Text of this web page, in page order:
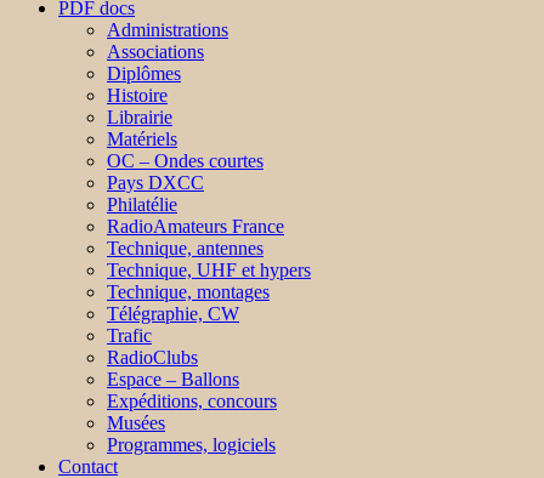
PDF docs
Administrations
Associations
Diplômes
Histoire
Librairie
Matériels
OC – Ondes courtes
Pays DXCC
Philatélie
RadioAmateurs France
Technique, antennes
Technique, UHF et hypers
Technique, montages
Télégraphie, CW
Trafic
RadioClubs
Espace – Ballons
Expéditions, concours
Musées
Programmes, logiciels
Contact